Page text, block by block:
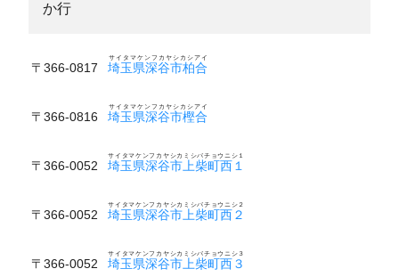
か行
〒366-0817 埼玉県深谷市柏合
サイタマケンフカヤシカシアイ
〒366-0816 埼玉県深谷市樫合
サイタマケンフカヤシカシアイ
〒366-0052 埼玉県深谷市上柴町西１
サイタマケンフカヤシカミシバチョウニシ１
〒366-0052 埼玉県深谷市上柴町西２
サイタマケンフカヤシカミシバチョウニシ２
〒366-0052 埼玉県深谷市上柴町西３
サイタマケンフカヤシカミシバチョウニシ３